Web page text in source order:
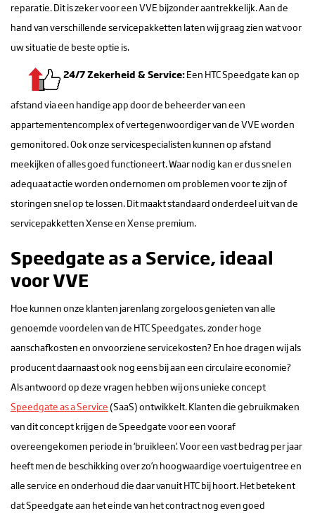
reparatie. Dit is zeker voor een VVE bijzonder aantrekkelijk. Aan de
hand van verschillende servicepakketten laten wij graag zien wat voor
uw situatie de beste optie is.
24/7 Zekerheid & Service:Een HTC Speedgate kan op
afstand via een handige app door de beheerder van een
appartementencomplex of vertegenwoordiger van de VVE worden
gemonitored. Ook onze servicespecialisten kunnen op afstand
meekijken of alles goed functioneert. Waar nodig kan er dus snel en
adequaat actie worden ondernomen om problemen voor te zijn of
storingen snel op te lossen. Dit maakt standaard onderdeel uit van de
servicepakketten Xense en Xense premium.
Speedgate as a Service, ideaal
voor VVE
Hoe kunnen onze klanten jarenlang zorgeloos genieten van alle
genoemde voordelen van de HTC Speedgates, zonder hoge
aanschafkosten en onvoorziene servicekosten? En hoe dragen wij als
producent daarnaast ook nog eens bij aan een circulaire economie?
Als antwoord op deze vragen hebben wij ons unieke concept
Speedgate as a Service (SaaS) ontwikkelt. Klanten die gebruikmaken
van dit concept krijgen de Speedgate voor een vooraf
overeengekomen periode in ‘bruikleen’. Voor een vast bedrag per jaar
heeft men de beschikking over zo’n hoogwaardige voertuigentree en
alle service en onderhoud die daar vanuit HTC bij hoort. Het betekent
dat Speedgate aan het einde van het contract nog even goed